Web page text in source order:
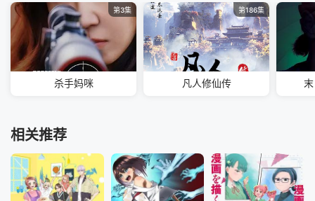
第3集
杀手妈咪
第186集
凡人修仙传
相关推荐